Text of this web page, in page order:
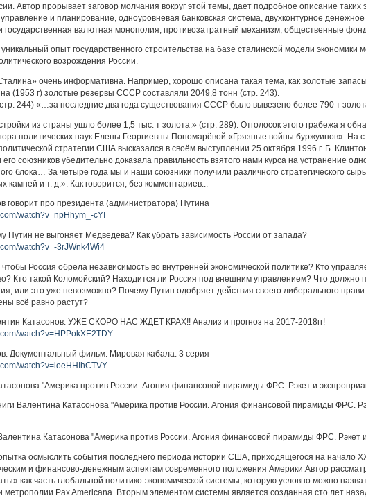
Автор прорывает заговор молчания вокруг этой темы, дает подробное описание таких
и планирование, одноуровневая банковская система, двухконтурное
государственная валютная монополия, противозатратный механизм, общественные
опыт государственного строительства на базе сталинской модели экономики
возрождения России.
очень информативна. Например, хорошо описана такая тема, как золотые
(1953 г) золотые резервы СССР составляли 2049,8 тонн (стр. 243).
244) «…за последние два года существования СССР было вывезено более 790 т
из страны ушло более 1,5 тыс. т золота.» (стр. 289). Отголосок этого грабежа я
политических наук Елены Георгиевны Пономарёвой «Грязные войны буржуинов». На
стратегии США высказался в своём выступлении 25 октября 1996 г. Б.
союзников убедительно доказала правильность взятого нами курса на устранение
блока… За четыре года мы и наши союзники получили различного стратегического
камней и т. д.». Как говорится, без комментариев...
говорит про президента (администратора) Путина
watch?v=npHhym_-cYI
Путин не выгоняет Медведева? Как убрать зависимость России от запада?
watch?v=-3rJWnk4Wi4
Россия обрела независимость во внутренней экономической политике? Кто
Кто такой Коломойский? Находится ли Россия под внешним управлением? Что
или это уже невозможно? Почему Путин одобряет действия своего либерального
всё равно растут?
Катасонов. УЖЕ СКОРО НАС ЖДЕТ КРАХ!! Анализ и прогноз на 2017-2018гг!
watch?v=HPPokXE2TDY
Документальный фильм. Мировая кабала. 3 серия
watch?v=ioeHHIhCTVY
"Америка против России. Агония финансовой пирамиды ФРС. Рэкет и
Валентина Катасонова "Америка против России. Агония финансовой пирамиды ФРС.
Катасонова "Америка против России. Агония финансовой пирамиды ФРС. Рэкет
осмыслить события последнего периода истории США, приходящегося на начало
и финансово-денежным аспектам современного положения Америки.Автор
как часть глобальной политико-экономической системы, которую условно можно
метрополии Pax Americana. Вторым элементом системы является созданная сто лет